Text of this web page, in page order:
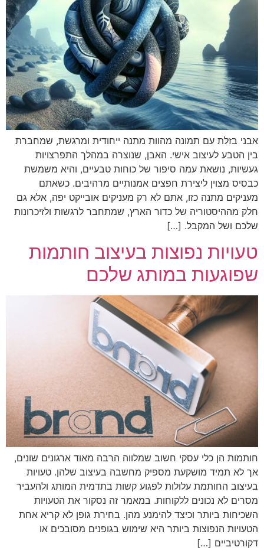
אבני בזלת עם תמונה מהוות מתנה ייחודית ומרגשת, שמחברת
בין הטבע לעיצוב אישי. האבן, שנוצרה במהלך התפרצויות
געשיות, נושאת עמה סיפור של כוחות טבעיים, והיא משמשת
כבסיס מצוין ליצירת חפצים אמנותיים מרהיבים. כשאתם
מעניקים מתנה כזו, אתם לא רק מעניקים אובייקט יפה, אלא גם
חלק מההיסטוריה של כדור הארץ, שמתחבר לרגשות ולזיכרונות
שלכם ושל המקבל. […]
טעויות נפוצות בעיצוב חותמות
שפוגעות במותג שלכם
חותמות הן כלי עסקי חשוב שמלווה הרבה מאוד ארגונים שונים,
אך לא תמיד מושקעת מספיק מחשבה בעיצוב שלהן. טעויות
בעיצוב החותמת עלולות לפגוע קשות בתדמית המותג ולהעביר
מסרים לא נכונים ללקוחות. במאמר זה נסקור את הטעויות
השכיחות ביותר וכיצד להימנע מהן. בחירת גופן לא קריא אחת
הטעויות הנפוצות ביותר היא שימוש בגופנים מסובכים או
דקורטיביים […]